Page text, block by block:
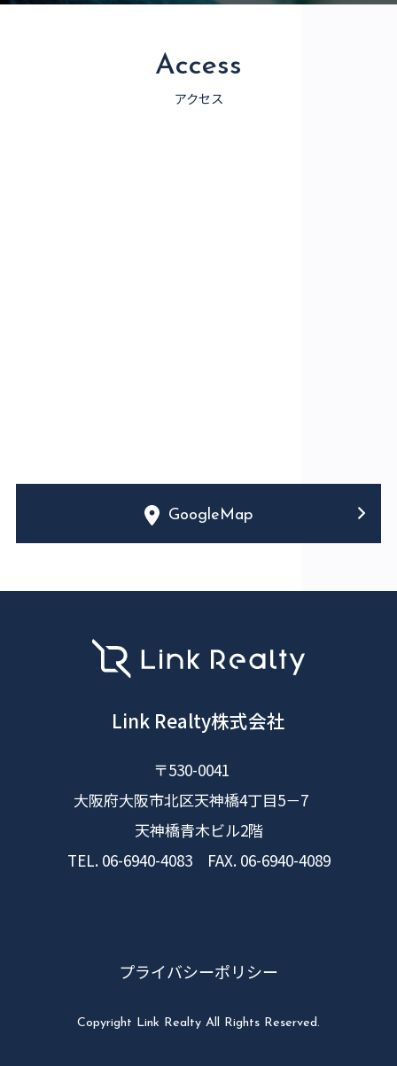
Access
アクセス
GoogleMap
Link Realty株式会社
〒530-0041
大阪府大阪市北区天神橋4丁目5－7
天神橋青木ビル2階
TEL. 06-6940-4083 FAX. 06-6940-4089
プライバシーポリシー
Copyright Link Realty All Rights Reserved.